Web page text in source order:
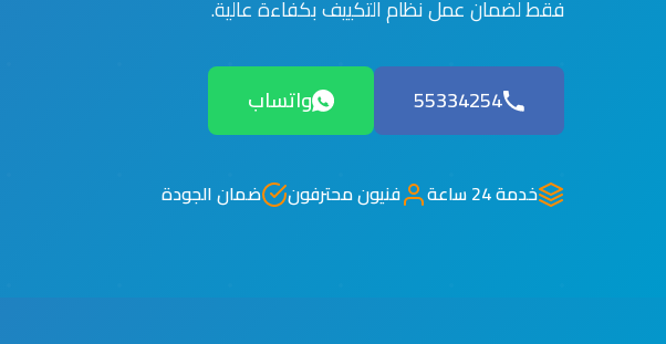
فقط لضمان عمل نظام التكييف بكفاءة عالية.
55334254 واتساب
خدمة 24 ساعة فنيون محترفون ضمان الجودة